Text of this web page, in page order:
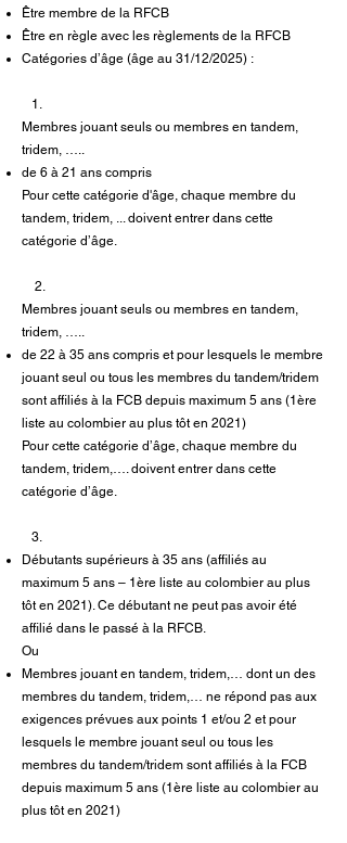
Être membre de la RFCB
Être en règle avec les règlements de la RFCB
Catégories d’âge (âge au 31/12/2025) :
1.
Membres jouant seuls ou membres en tandem,
tridem, …..
de 6 à 21 ans compris
Pour cette catégorie d'âge, chaque membre du
tandem, tridem, ... doivent entrer dans cette
catégorie d’âge.
2.
Membres jouant seuls ou membres en tandem,
tridem, …..
de 22 à 35 ans compris et pour lesquels le membre
jouant seul ou tous les membres du tandem/tridem
sont affiliés à la FCB depuis maximum 5 ans (1ère
liste au colombier au plus tôt en 2021)
Pour cette catégorie d’âge, chaque membre du
tandem, tridem,…. doivent entrer dans cette
catégorie d’âge.
3.
Débutants supérieurs à 35 ans (affiliés au
maximum 5 ans – 1ère liste au colombier au plus
tôt en 2021). Ce débutant ne peut pas avoir été
affilié dans le passé à la RFCB.
Ou
Membres jouant en tandem, tridem,… dont un des
membres du tandem, tridem,… ne répond pas aux
exigences prévues aux points 1 et/ou 2 et pour
lesquels le membre jouant seul ou tous les
membres du tandem/tridem sont affiliés à la FCB
depuis maximum 5 ans (1ère liste au colombier au
plus tôt en 2021)